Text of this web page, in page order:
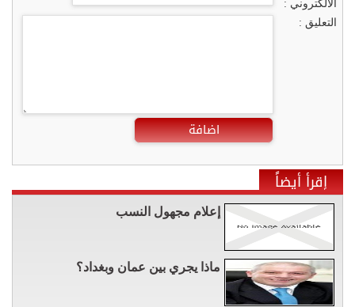
الالكتروني :
التعليق :
اضافة
إقرأ أيضاً
إعلام مجهول النسب
ماذا يجري بين عمان وبغداد؟